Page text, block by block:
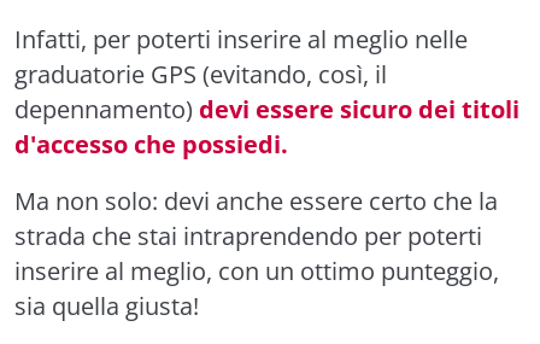
Infatti, per poterti inserire al meglio nelle
graduatorie GPS (evitando, così, il
depennamento) devi essere sicuro dei titoli
d'accesso che possiedi.
Ma non solo: devi anche essere certo che la
strada che stai intraprendendo per poterti
inserire al meglio, con un ottimo punteggio,
sia quella giusta!